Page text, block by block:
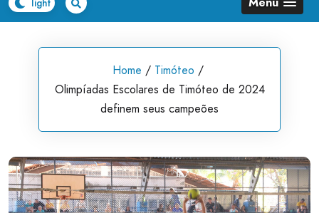
Home / Timóteo /
Olimpíadas Escolares de Timóteo de 2024
definem seus campeões